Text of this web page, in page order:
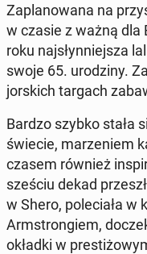
Za­pla­no­wa­na na
w czasie z ważną dla
roku naj­słyn­niej­sza
swoje 65. uro­dzi­ny.
jor­skich targach
Bardzo szybko stała
świecie, ma­rze­niem
czasem również
sześciu dekad
w Shero, po­le­cia­ła w
Arm­stron­giem,
okładki w